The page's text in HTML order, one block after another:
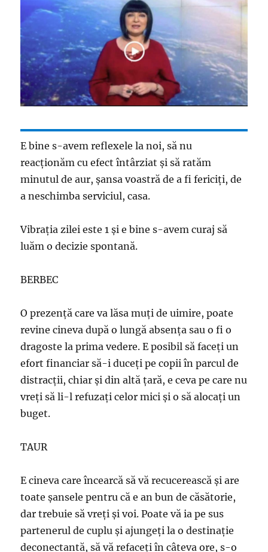
E bine s-avem reflexele la noi, să nu
reacţionăm cu efect întârziat şi să ratăm
minutul de aur, şansa voastră de a fi fericiţi, de
a neschimba serviciul, casa.
Vibraţia zilei este 1 şi e bine s-avem curaj să
luăm o decizie spontană.
BERBEC
O prezenţă care va lăsa muţi de uimire, poate
revine cineva după o lungă absenţa sau o fi o
dragoste la prima vedere. E posibil să faceţi un
efort financiar să-i duceţi pe copii în parcul de
distracţii, chiar şi din altă ţară, e ceva pe care nu
vreţi să li-l refuzaţi celor mici şi o să alocaţi un
buget.
TAUR
E cineva care încearcă să vă recucerească şi are
toate şansele pentru că e an bun de căsătorie,
dar trebuie să vreţi şi voi. Poate vă ia pe sus
partenerul de cuplu şi ajungeţi la o destinaţie
deconectantă, să vă refaceţi în câteva ore, s-o